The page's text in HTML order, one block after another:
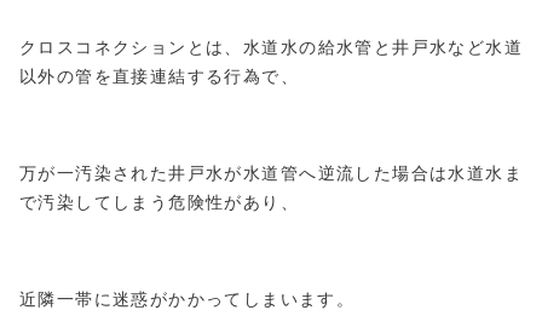
クロスコネクションとは、水道水の給水管と井戸水など水道
以外の管を直接連結する行為で、
万が一汚染された井戸水が水道管へ逆流した場合は水道水ま
で汚染してしまう危険性があり、
近隣一帯に迷惑がかかってしまいます。